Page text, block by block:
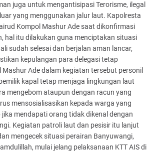
juga untuk mengantisipasi Terorisme, ilegal
yang menggunakan jalur laut. Kapolresta
Kompol Mashur Ade saat dikonfirmasi
hal itu dilakukan guna menciptakan situasi
sudah selesai dan berjalan aman lancar,
kepulangan para delegasi tetap
Ade dalam kegiatan tersebut personil
kapal tetap menjaga lingkungan laut
mengebom ataupun dengan racun yang
mensosialisasikan kepada warga yang
mendapati orang tidak dikenal dengan
Kegiatan patroli laut dan pesisir itu lanjut
mengecek situasi perairan Banyuwangi,
mulai jelang pelaksanaan KTT AIS di